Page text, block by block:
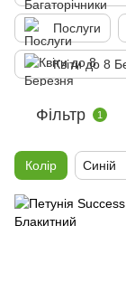
Послуги
Квіти до 8
Фільтр 1
Колір Синій